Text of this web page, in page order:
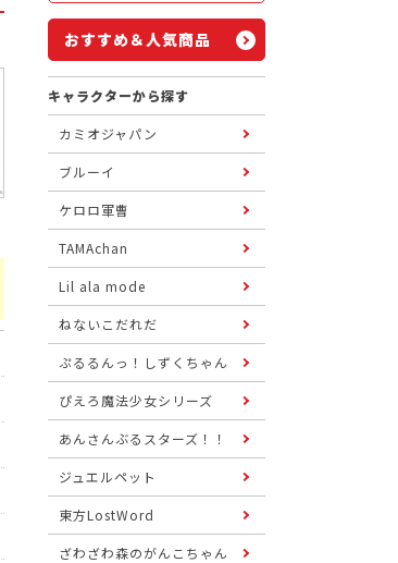
おすすめ＆人気商品
キャラクターから探す
カミオジャパン
ブルーイ
ケロロ軍曹
TAMAchan
Lil ala mode
ねないこだれだ
ぷるるんっ！しずくちゃん
ぴえろ魔法少女シリーズ
あんさんぶるスターズ！！
ジュエルペット
東方LostWord
ざわざわ森のがんこちゃん